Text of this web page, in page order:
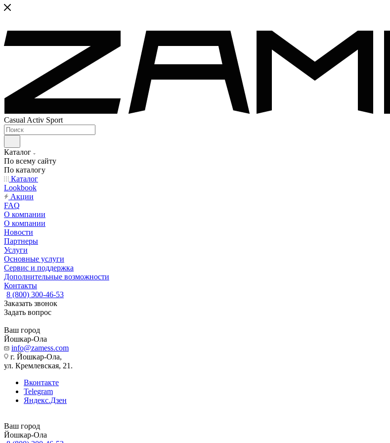
Casual Activ Sport
Каталог
По всему сайту
По каталогу
Каталог
Lookbook
Акции
FAQ
О компании
О компании
Новости
Партнеры
Услуги
Основные услуги
Сервис и поддержка
Дополнительные возможности
Контакты
8 (800) 300-46-53
Заказать звонок
Задать вопрос
Ваш город
Йошкар-Ола
info@zamess.com
г. Йошкар-Ола,
ул. Кремлевская, 21.
Вконтакте
Telegram
Яндекс.Дзен
Ваш город
Йошкар-Ола